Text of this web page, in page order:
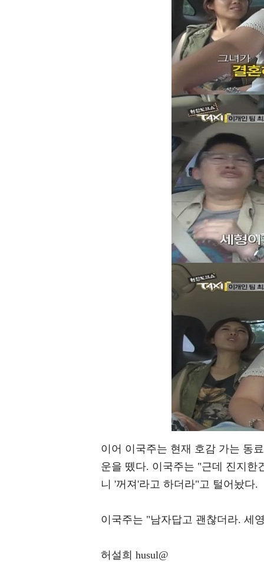
이어 이국주는 현재 호감 가는 동
운을 뗐다. 이국주는 "근데 진지한
니 '꺼져'라고 하더라"고 털어놨다.
이국주는 "남자답고 괜찮더라. 세
허설희 husul@